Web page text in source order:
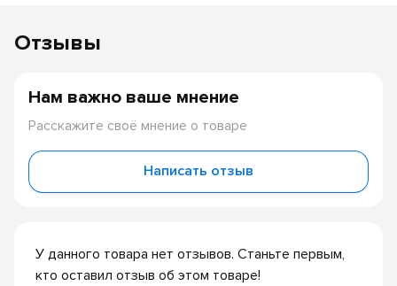
Отзывы
У данного товара нет отзывов. Станьте первым,
кто оставил отзыв об этом товаре!
Нам важно ваше мнение
Расскажите своё мнение о товаре
Написать отзыв